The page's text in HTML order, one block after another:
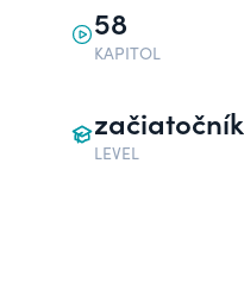
58
KAPITOL
začiatočník
LEVEL